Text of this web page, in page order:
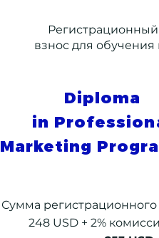
Регистрационный
взнос для обучения
Diploma
in
Marketing
Сумма регистрационного
248 USD + 2%